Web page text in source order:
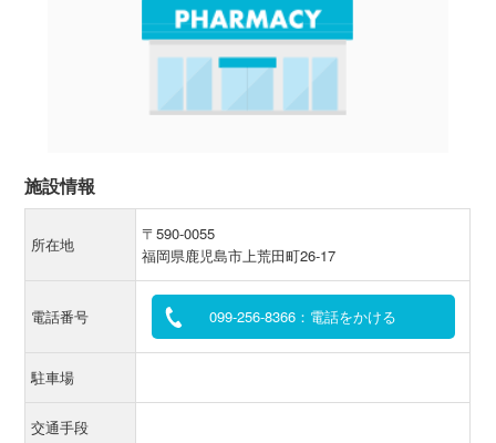
施設情報
所在地
〒590-0055
福岡県鹿児島市上荒田町26-17
電話番号 099-256-8366：電話をかける
駐車場
交通手段